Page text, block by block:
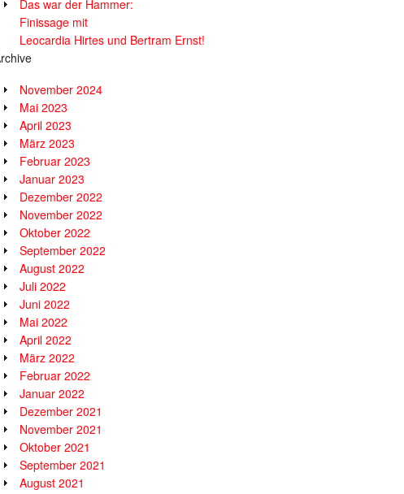
Das war der Hammer:
Finissage mit
Leocardia Hirtes und Bertram Ernst!
November 2024
Mai 2023
April 2023
März 2023
Februar 2023
Januar 2023
Dezember 2022
November 2022
Oktober 2022
September 2022
August 2022
Juli 2022
Juni 2022
Mai 2022
April 2022
März 2022
Februar 2022
Januar 2022
Dezember 2021
November 2021
Oktober 2021
September 2021
August 2021